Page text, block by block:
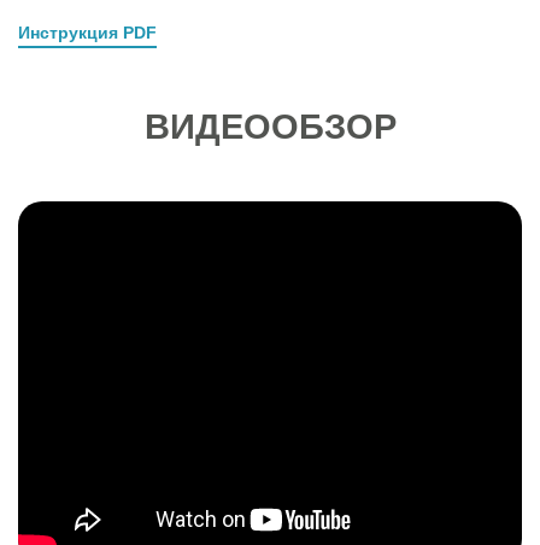
Инструкция PDF
ВИДЕООБЗОР